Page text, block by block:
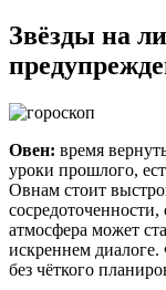
Звёзды на
Овен: время
уроки прошлого,
Овнам стоит
атмосфера может
искреннем
без чёткого